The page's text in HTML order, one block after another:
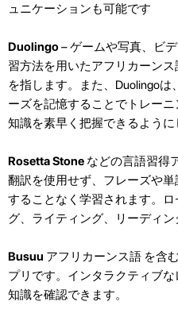
ュニケーションも可能です
Duolingo– ゲームや写真、ビ
習方法を用いたアフリカーン
を指します。また、Duolingo
ーズを記憶することでトレー
知識を素早く把握できるように
Rosetta Stone などの言語習得
翻訳を使用せず、フレーズや
することなく学習されます。
グ、ライティング、リーディン
Busuu アフリカーンス語 を含
プリです。インタラクティブ
知識を確認できます。